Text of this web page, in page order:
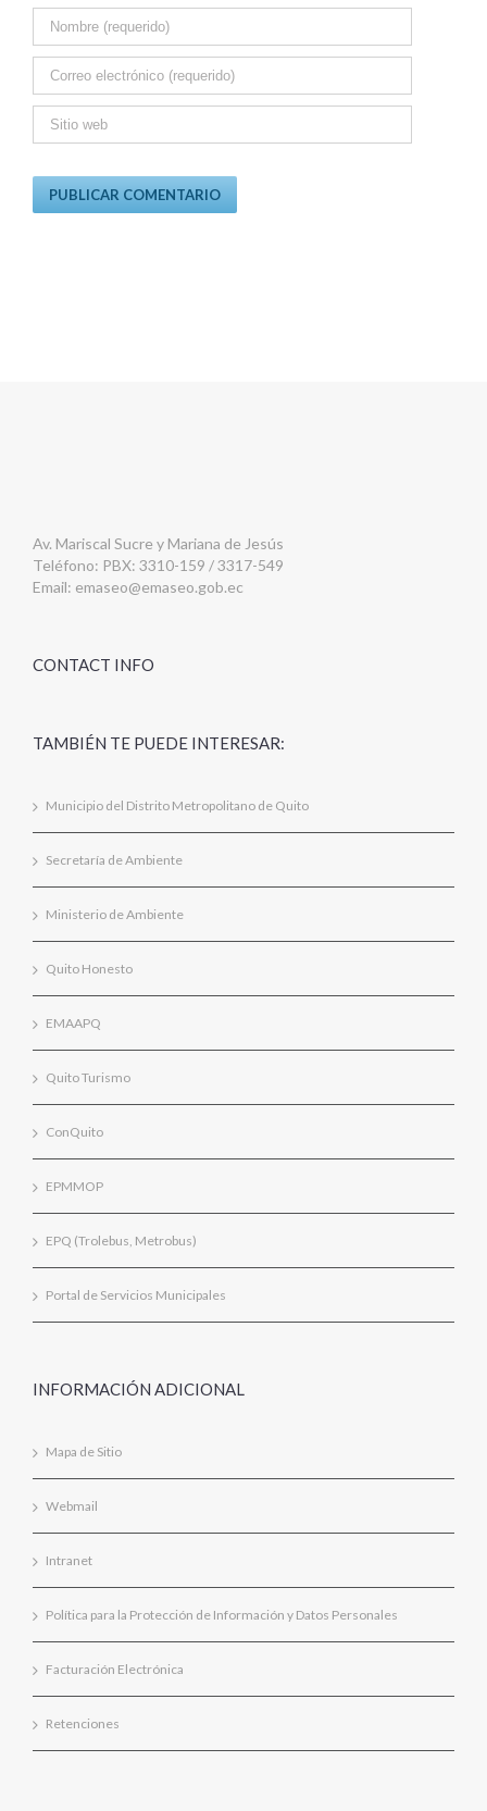
Av. Mariscal Sucre y Mariana de Jesús
Teléfono: PBX: 3310-159 / 3317-549
Email: emaseo@emaseo.gob.ec
CONTACT INFO
TAMBIÉN TE PUEDE INTERESAR:
Municipio del Distrito Metropolitano de Quito
Secretaría de Ambiente
Ministerio de Ambiente
Quito Honesto
EMAAPQ
Quito Turismo
ConQuito
EPMMOP
EPQ (Trolebus, Metrobus)
Portal de Servicios Municipales
INFORMACIÓN ADICIONAL
Mapa de Sitio
Webmail
Intranet
Política para la Protección de Información y Datos Personales
Facturación Electrónica
Retenciones